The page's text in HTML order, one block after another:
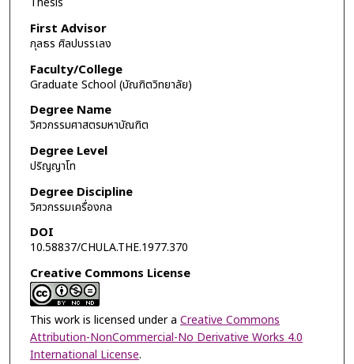
First Advisor
กุลธร ศิลปบรรเลง
Faculty/College
Graduate School (บัณฑิตวิทยาลัย)
Degree Name
วิศวกรรมศาสตรมหาบัณฑิต
Degree Level
ปริญญาโท
Degree Discipline
วิศวกรรมเครื่องกล
DOI
10.58837/CHULA.THE.1977.370
Creative Commons License
This work is licensed under a Creative Commons
Attribution-NonCommercial-No Derivative Works 4.0
International License.